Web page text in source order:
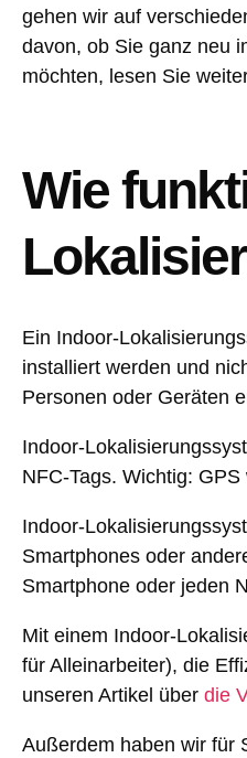
gehen wir auf
davon, ob Sie ganz neu
möchten, lesen Sie
Wie
Ein Indoor-
installiert werden und
Personen oder Geräten
Indoor-
NFC-Tags. Wichtig:
Indoor-
Smartphones oder
Smartphone oder jeden
Mit einem Indoor-
für Alleinarbeiter), die
unseren Artikel über die
Außerdem haben wir für